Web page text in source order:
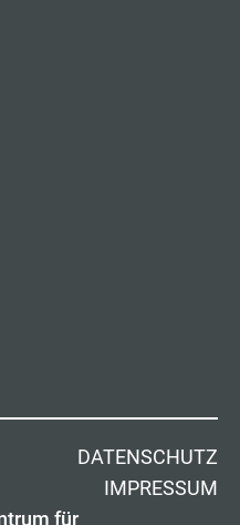
DATENSCHUTZ
IMPRESSUM
für